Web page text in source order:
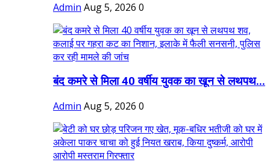
Admin Aug 5, 2026 0
बंद कमरे से मिला 40 वर्षीय युवक का खून से लथपथ...
Admin Aug 5, 2026 0